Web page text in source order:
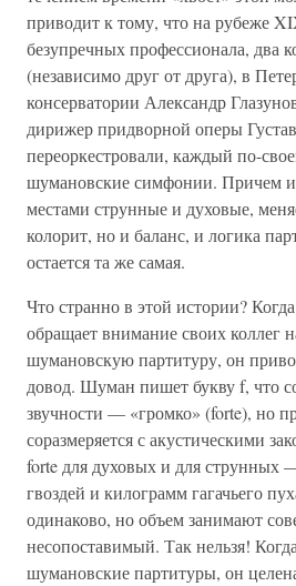
приводит к тому, что на рубеже
безупречных профессионала, два
(независимо друг от друга), в
консерватории Александр
дирижер придворной оперы
переоркестровали, каждый по-
шумановские симфонии. Причем
местами струнные и духовые,
колорит, но и баланс, и логика
остается та же самая.
Что странно в этой истории?
обращает внимание своих коллег
шумановскую партитуру, он
довод. Шуман пишет букву f, что
звучности — «громко» (forte), но
соразмеряется с акустическими
forte для духовых и для струнных
гвоздей и килограмм гагачьего
одинаково, но объем занимают
несопоставимый. Так нельзя!
шумановские партитуры, он